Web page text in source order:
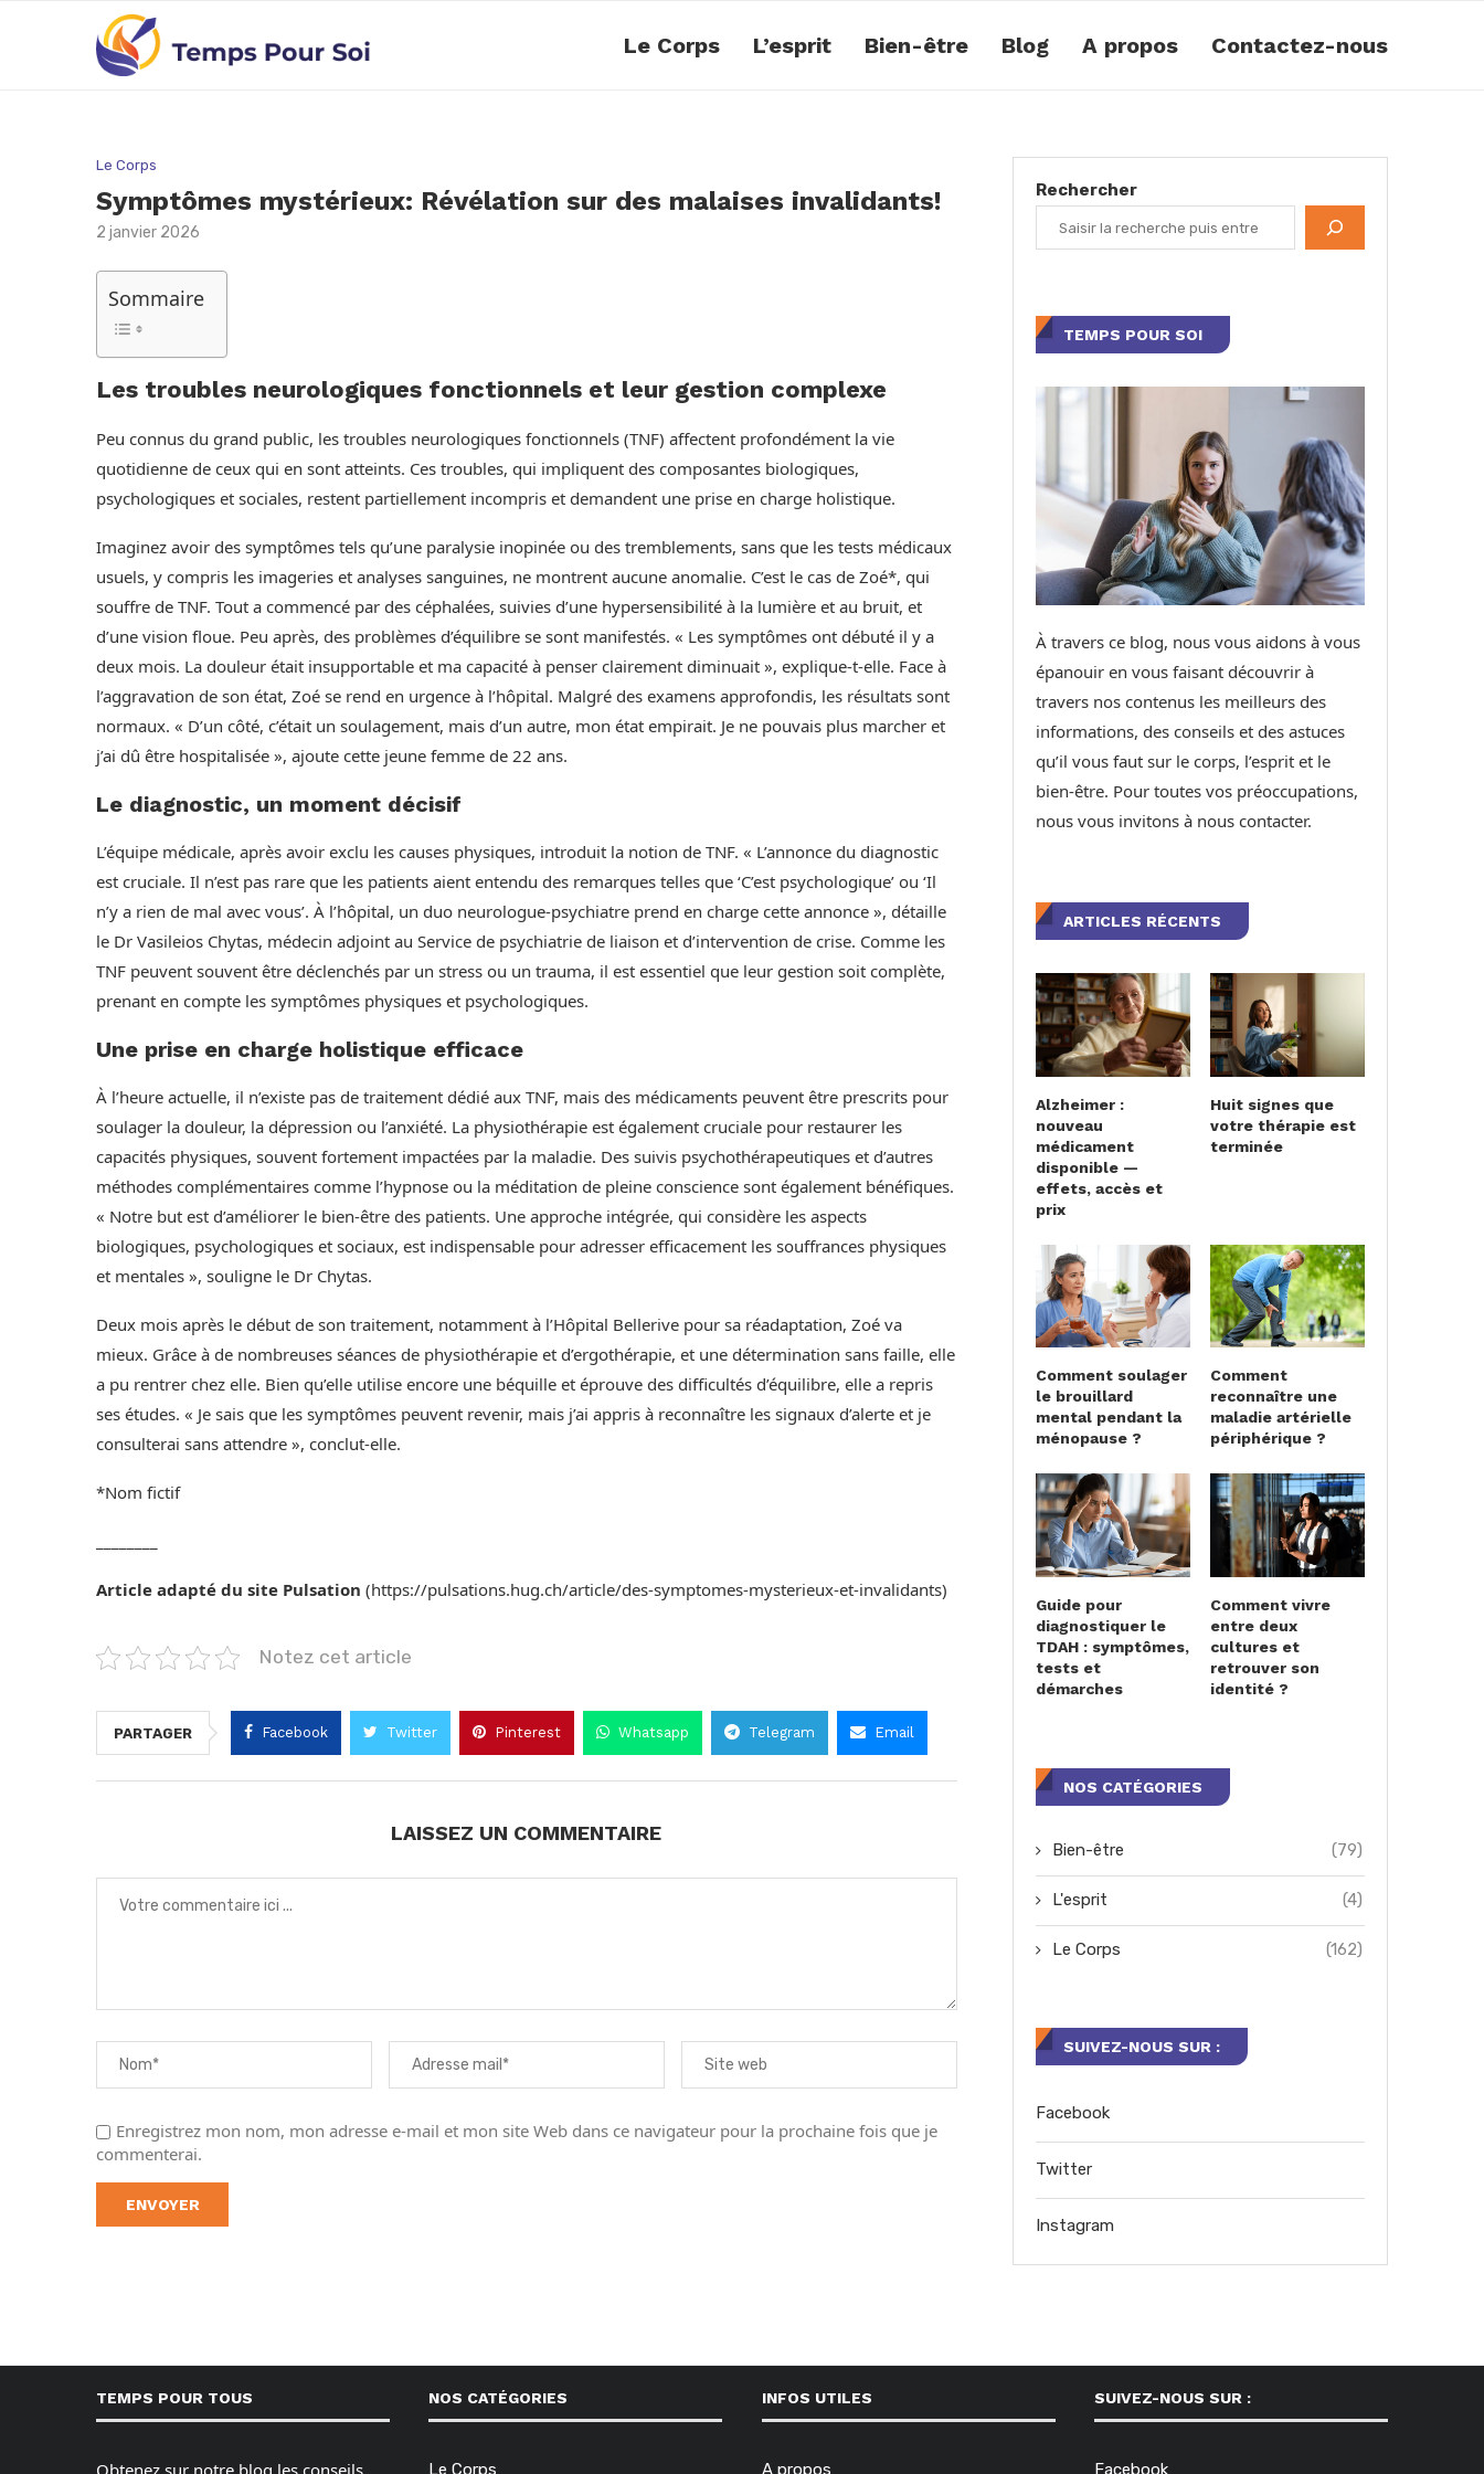
Le Corps L’esprit Bien-être Blog A propos Contactez-nous
Le Corps
Symptômes mystérieux: Révélation sur des malaises invalidants!
2 janvier 2026
Sommaire
Les troubles neurologiques fonctionnels et leur gestion complexe
Peu connus du grand public, les troubles neurologiques fonctionnels (TNF) affectent profondément la vie
quotidienne de ceux qui en sont atteints. Ces troubles, qui impliquent des composantes biologiques,
psychologiques et sociales, restent partiellement incompris et demandent une prise en charge holistique.
Imaginez avoir des symptômes tels qu’une paralysie inopinée ou des tremblements, sans que les tests médicaux
usuels, y compris les imageries et analyses sanguines, ne montrent aucune anomalie. C’est le cas de Zoé*, qui
souffre de TNF. Tout a commencé par des céphalées, suivies d’une hypersensibilité à la lumière et au bruit, et
d’une vision floue. Peu après, des problèmes d’équilibre se sont manifestés. « Les symptômes ont débuté il y a
deux mois. La douleur était insupportable et ma capacité à penser clairement diminuait », explique-t-elle. Face à
l’aggravation de son état, Zoé se rend en urgence à l’hôpital. Malgré des examens approfondis, les résultats sont
normaux. « D’un côté, c’était un soulagement, mais d’un autre, mon état empirait. Je ne pouvais plus marcher et
j’ai dû être hospitalisée », ajoute cette jeune femme de 22 ans.
Le diagnostic, un moment décisif
L’équipe médicale, après avoir exclu les causes physiques, introduit la notion de TNF. « L’annonce du diagnostic
est cruciale. Il n’est pas rare que les patients aient entendu des remarques telles que ‘C’est psychologique’ ou ‘Il
n’y a rien de mal avec vous’. À l’hôpital, un duo neurologue-psychiatre prend en charge cette annonce », détaille
le Dr Vasileios Chytas, médecin adjoint au Service de psychiatrie de liaison et d’intervention de crise. Comme les
TNF peuvent souvent être déclenchés par un stress ou un trauma, il est essentiel que leur gestion soit complète,
prenant en compte les symptômes physiques et psychologiques.
Une prise en charge holistique efficace
À l’heure actuelle, il n’existe pas de traitement dédié aux TNF, mais des médicaments peuvent être prescrits pour
soulager la douleur, la dépression ou l’anxiété. La physiothérapie est également cruciale pour restaurer les
capacités physiques, souvent fortement impactées par la maladie. Des suivis psychothérapeutiques et d’autres
méthodes complémentaires comme l’hypnose ou la méditation de pleine conscience sont également bénéfiques.
« Notre but est d’améliorer le bien-être des patients. Une approche intégrée, qui considère les aspects
biologiques, psychologiques et sociaux, est indispensable pour adresser efficacement les souffrances physiques
et mentales », souligne le Dr Chytas.
Deux mois après le début de son traitement, notamment à l’Hôpital Bellerive pour sa réadaptation, Zoé va
mieux. Grâce à de nombreuses séances de physiothérapie et d’ergothérapie, et une détermination sans faille, elle
a pu rentrer chez elle. Bien qu’elle utilise encore une béquille et éprouve des difficultés d’équilibre, elle a repris
ses études. « Je sais que les symptômes peuvent revenir, mais j’ai appris à reconnaître les signaux d’alerte et je
consulterai sans attendre », conclut-elle.
*Nom fictif
Article adapté du site Pulsation (https://pulsations.hug.ch/article/des-symptomes-mysterieux-et-invalidants)
Notez cet article
PARTAGER Facebook Twitter Pinterest Whatsapp Telegram Email
LAISSEZ UN COMMENTAIRE
Enregistrez mon nom, mon adresse e-mail et mon site Web dans ce navigateur pour la prochaine fois que je
commenterai.
Rechercher
TEMPS POUR SOI
À travers ce blog, nous vous aidons à vous
épanouir en vous faisant découvrir à
travers nos contenus les meilleurs des
informations, des conseils et des astuces
qu’il vous faut sur le corps, l’esprit et le
bien-être. Pour toutes vos préoccupations,
nous vous invitons à nous contacter.
ARTICLES RÉCENTS
Alzheimer :
nouveau
médicament
disponible —
effets, accès et
prix
Huit signes que
votre thérapie est
terminée
Comment soulager
le brouillard
mental pendant la
ménopause ?
Comment
reconnaître une
maladie artérielle
périphérique ?
Guide pour
diagnostiquer le
TDAH : symptômes,
tests et
démarches
Comment vivre
entre deux
cultures et
retrouver son
identité ?
NOS CATÉGORIES
Bien-être (79)
L'esprit (4)
Le Corps (162)
SUIVEZ-NOUS SUR :
Facebook
Twitter
Instagram
TEMPS POUR TOUS
Obtenez sur notre blog les conseils,
NOS CATÉGORIES
Le Corps
INFOS UTILES
A propos
SUIVEZ-NOUS SUR :
Facebook